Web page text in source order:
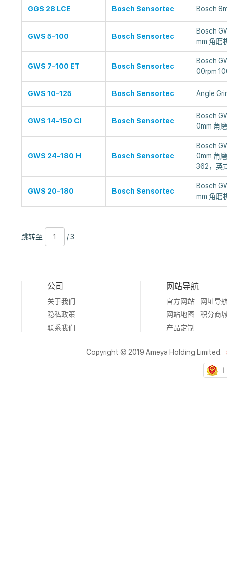
GGS 28 LCE Bosch Sensortec Bosch
GWS 5-100 Bosch Sensortec
Bosch
mm 角磨
GWS 7-100 ET Bosch Sensortec
Bosch
00rpm
GWS 10-125 Bosch Sensortec Angle
GWS 14-150 CI Bosch Sensortec
Bosch
0mm 角
GWS 24-180 H Bosch Sensortec
Bosch
0mm 角
362，英
GWS 20-180 Bosch Sensortec
Bosch
mm 角磨
跳
转
跳转至
3
/ 3
公司
关于我们
隐私政策
联系我们
网站导航
官方网站
网址导
网站地图
积分商
产品定制
Copyright © 2019 Ameya Holding Limited.